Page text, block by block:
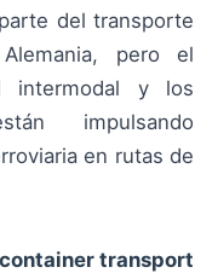
del transporte
pero el
intermodal y los
impulsando
en rutas de
container transport